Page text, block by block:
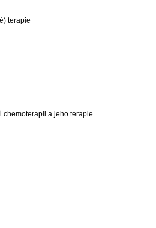
terapie
chemoterapii a jeho terapie